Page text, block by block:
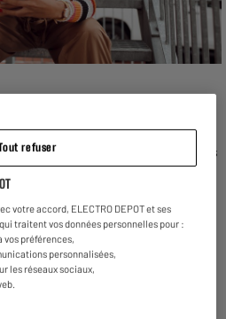
sans abonnement ? Choisissez
ou reconditionné sur
sont compatibles avec tous
nouveau mobile pas cher
carte SIM de votre choix !
sans
refuser
votre accord, ELECTRO DEPOT et ses
traitent vos données personnelles pour :
vos préférences,
personnalisées,
les réseaux sociaux,